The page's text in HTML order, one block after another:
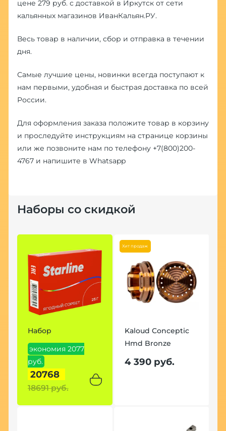
цене 279 руб. с доставкой в Иркутск от сети
кальянных магазинов ИванКальян.РУ.
Весь товар в наличии, сбор и отправка в течении
дня.
Самые лучшие цены, новинки всегда поступают к
нам первыми, удобная и быстрая доставка по всей
России.
Для оформления заказа положите товар в корзину
и проследуйте инструкциям на странице корзины
или же позвоните нам по телефону +7(800)200-
4767и напишите в Whatsapp
Наборы со скидкой
Набор
экономия 2077
руб.
20768
18691 руб.
Хит продаж
Kaloud Conceptic
Hmd Bronze
4 390 руб.